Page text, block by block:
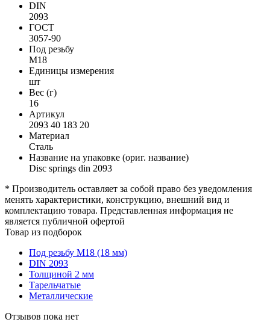
DIN
2093
ГОСТ
3057-90
Под резьбу
М18
Единицы измерения
шт
Вес (г)
16
Артикул
2093 40 183 20
Материал
Сталь
Название на упаковке (ориг. название)
Disc springs din 2093
* Производитель оставляет за собой право без уведомления
менять характеристики, конструкцию, внешний вид и
комплектацию товара. Представленная информация не
является публичной офертой
Товар из подборок
Под резьбу М18 (18 мм)
DIN 2093
Толщиной 2 мм
Тарельчатые
Металлические
Отзывов пока нет